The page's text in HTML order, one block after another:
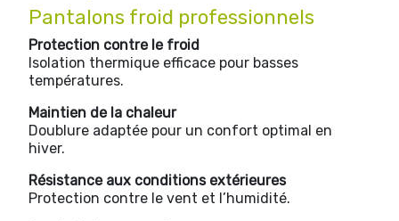
Pantalons froid professionnels
Protection contre le froid
Isolation thermique efficace pour basses
températures.
Maintien de la chaleur
Doublure adaptée pour un confort optimal en
hiver.
Résistance aux conditions extérieures
Protection contre le vent et l’humidité.